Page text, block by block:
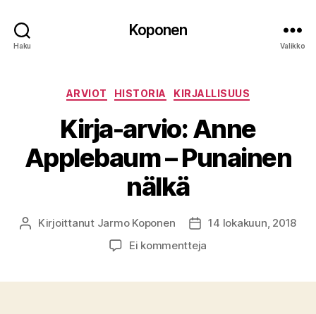
Haku
Koponen
Valikko
Kategoriat
ARVIOT HISTORIA KIRJALLISUUS
Kirja-arvio: Anne
Applebaum – Punainen
nälkä
Kirjoittaja
Kirjoittanut Jarmo Koponen Julkaisupäivämäärä
14 lokakuun, 2018
Ei kommentteja